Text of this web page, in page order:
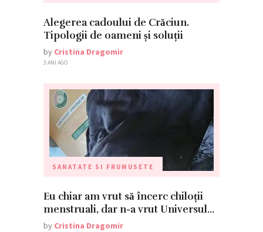
Alegerea cadoului de Crăciun.
Tipologii de oameni și soluții
by Cristina Dragomir
3 ANI AGO
SANATATE SI FRUMUSETE
Eu chiar am vrut să încerc chiloții
menstruali, dar n-a vrut Universul…
by Cristina Dragomir